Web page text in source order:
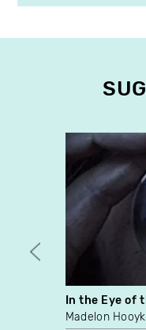
In the Eye of
Madelon